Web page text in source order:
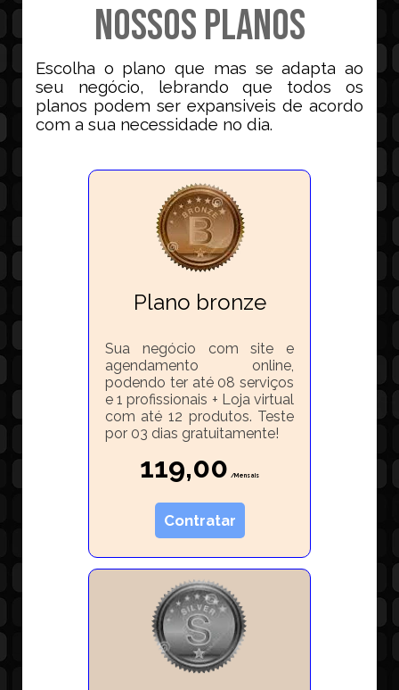
NOSSOS PLANOS
Escolha o plano que mas se adapta ao
seu negócio, lebrando que todos os
planos podem ser expansiveis de acordo
com a sua necessidade no dia.
Plano bronze
Sua negócio com site e
agendamento online,
podendo ter até 08 serviços
e 1 profissionais + Loja virtual
com até 12 produtos. Teste
por 03 dias gratuitamente!
119,00 /Mensais
Contratar